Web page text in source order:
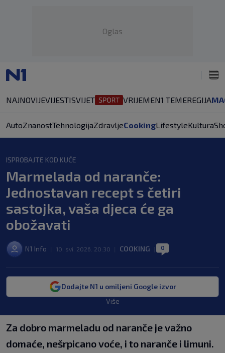
Oglas
NAJNOVIJEVIJESTISVIJET VRIJEMEN1 TEMEREGIJA
AutoZnanostTehnologijaZdravljeCookingLifestyleKultura
ISPROBAJTE KOD KUĆE
Marmelada od naranče:
Jednostavan recept s četiri
sastojka, vaša djeca će ga
obožavati
N1 Info 10. svi. 2026. 20:30 COOKING 0
Dodajte N1 u omiljeni Google izvor
Više
Za dobro marmeladu od naranče je važno
domaće, nešrpicano voće, i to naranče i limuni.